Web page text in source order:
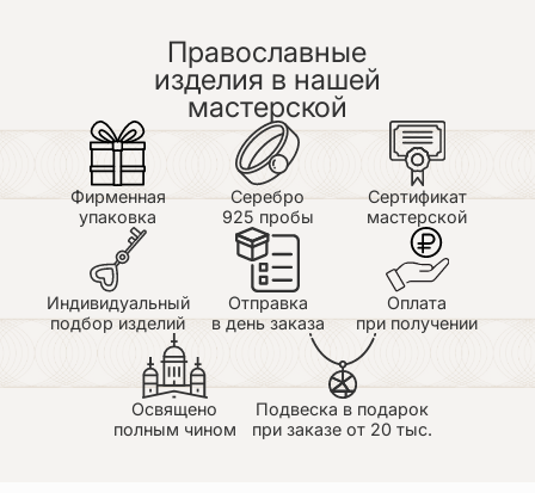
Православные
изделия в нашей
мастерской
Фирменная
упаковка
Серебро
925 пробы
Сертификат
мастерской
Индивидуальный
подбор изделий
Отправка
в день заказа
Оплата
при получении
Освящено
полным чином
Подвеска в подарок
при заказе от 20 тыс.